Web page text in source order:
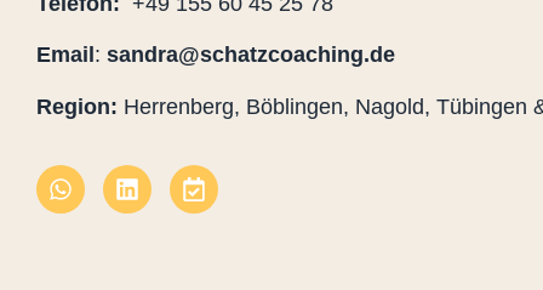
Email : sandra@schatzcoaching.de
Region: Herrenberg, Böblingen, Nagold, Tübingen